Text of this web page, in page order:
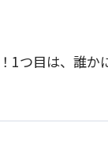
1つ目は、誰